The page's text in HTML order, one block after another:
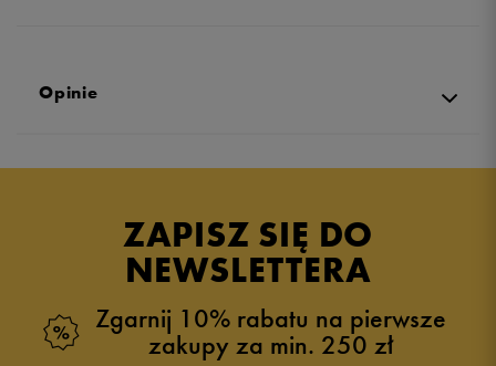
Opinie
ZAPISZ SIĘ DO
NEWSLETTERA
Zgarnij 10% rabatu na pierwsze
zakupy za min. 250 zł